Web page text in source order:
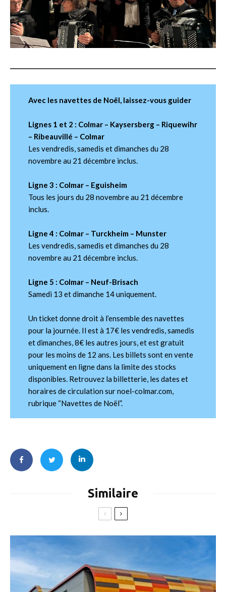
Avec les navettes de Noël, laissez-vous guider
Lignes 1 et 2 : Colmar – Kaysersberg – Riquewihr
– Ribeauvillé – Colmar
Les vendredis, samedis et dimanches du 28
novembre au 21 décembre inclus.
Ligne 3 : Colmar – Eguisheim
Tous les jours du 28 novembre au 21 décembre
inclus.
Ligne 4 : Colmar – Turckheim – Munster
Les vendredis, samedis et dimanches du 28
novembre au 21 décembre inclus.
Ligne 5 : Colmar – Neuf-Brisach
Samedi 13 et dimanche 14 uniquement.
Un ticket donne droit à l’ensemble des navettes
pour la journée. Il est à 17€ les vendredis, samedis
et dimanches, 8€ les autres jours, et est gratuit
pour les moins de 12 ans. Les billets sont en vente
uniquement en ligne dans la limite des stocks
disponibles. Retrouvez la billetterie, les dates et
horaires de circulation sur noel-colmar.com,
rubrique “Navettes de Noël”.
Similaire